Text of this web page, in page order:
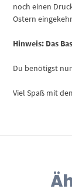
noch einen
Ostern
Hinweis: Das
Du benötigst
Viel Spaß mit